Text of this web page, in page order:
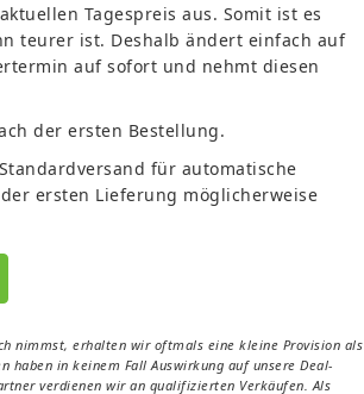
Tagespreis aus. Somit ist es
teurer ist. Deshalb ändert einfach auf
auf sofort und nehmt diesen
der ersten Bestellung.
für automatische
ersten Lieferung möglicherweise
nimmst, erhalten wir oftmals eine kleine Provision als
haben in keinem Fall Auswirkung auf unsere Deal-
verdienen wir an qualifizierten Verkäufen. Als